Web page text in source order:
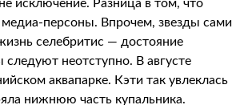
исключение. Разница в том, что
персоны. Впрочем, звезды сами
селебритис — достояние
неотступно. В августе
аквапарке. Кэти так увлеклась
нижнюю часть купальника.